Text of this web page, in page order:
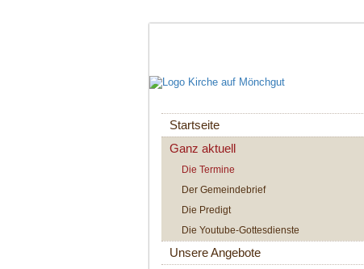
Navigation
überspringen
Startseite
Ganz aktuell
Die Termine
Der Gemeindebrief
Die Predigt
Die Youtube-Gottesdienste
Unsere Angebote